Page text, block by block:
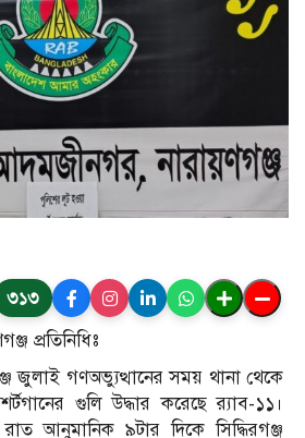
৩১৩
প্রতিনিধিঃ
জুলাই গণঅভ্যুত্থানের সময় থানা থেকে
গুলি উদ্ধার করেছে র‍্যাব-১১।
আনুমানিক ৯টার দিকে সিদ্ধিরগঞ্জ